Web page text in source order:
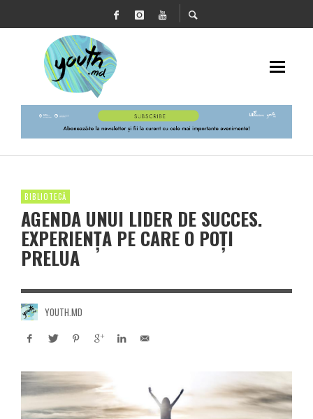
BIBLIOTECĂ
AGENDA UNUI LIDER DE SUCCES.
EXPERIENȚA PE CARE O POȚI
PRELUA
YOUTH.MD